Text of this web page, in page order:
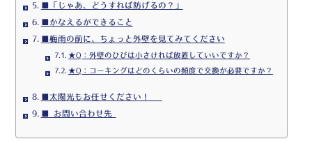
■「じゃあ、どうすれば防げるの？」
■かなえるができること
■梅雨の前に、ちょっと外壁を見てみてください
★Q：外壁のひびは小さければ放置していいですか？
★Q：コーキングはどのくらいの頻度で交換が必要ですか？
■太陽光もお任せください！
■ お問い合わせ先